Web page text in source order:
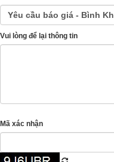
Vui lòng để lại thông tin
Mã xác nhận